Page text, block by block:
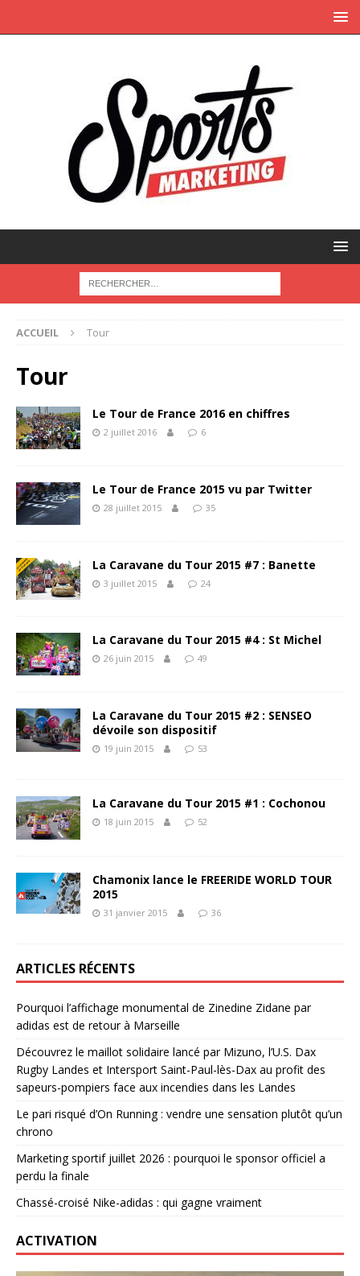
ACCUEIL Tour
Tour
Le Tour de France 2016 en chiffres
2 juillet 2016 6
Le Tour de France 2015 vu par Twitter
28 juillet 2015 35
La Caravane du Tour 2015 #7 : Banette
3 juillet 2015 24
La Caravane du Tour 2015 #4 : St Michel
26 juin 2015 49
La Caravane du Tour 2015 #2 : SENSEO
dévoile son dispositif
19 juin 2015 53
La Caravane du Tour 2015 #1 : Cochonou
18 juin 2015 52
Chamonix lance le FREERIDE WORLD TOUR
2015
31 janvier 2015 36
ARTICLES RÉCENTS
Pourquoi l’affichage monumental de Zinedine Zidane par
adidas est de retour à Marseille
Découvrez le maillot solidaire lancé par Mizuno, l’U.S. Dax
Rugby Landes et Intersport Saint-Paul-lès-Dax au profit des
sapeurs-pompiers face aux incendies dans les Landes
Le pari risqué d’On Running : vendre une sensation plutôt qu’un
chrono
Marketing sportif juillet 2026 : pourquoi le sponsor officiel a
perdu la finale
Chassé-croisé Nike-adidas : qui gagne vraiment
ACTIVATION